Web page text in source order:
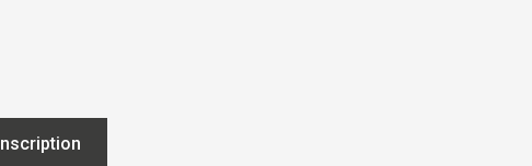
Inscription